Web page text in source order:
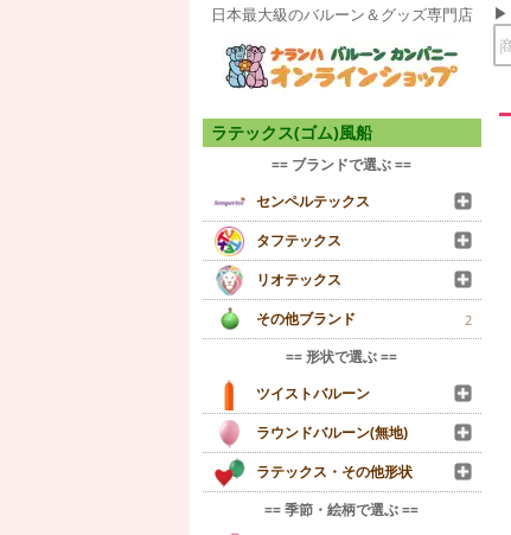
日本最大級のバルーン＆グッズ専門店
ラテックス(ゴム)風船
== ブランドで選ぶ ==
センペルテックス
タフテックス
リオテックス
その他ブランド
2
== 形状で選ぶ ==
ツイストバルーン
ラウンドバルーン(無地)
ラテックス・その他形状
== 季節・絵柄で選ぶ ==